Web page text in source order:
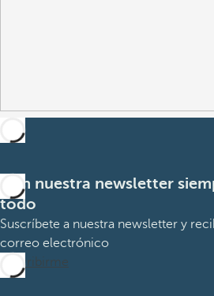
Con nuestra newsletter
todo
Suscríbete a nuestra newsletter y
correo electrónico
Suscribirme